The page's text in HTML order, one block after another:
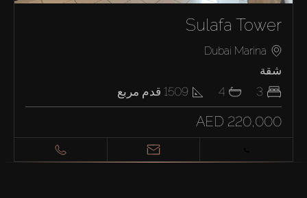
Sulafa Tower
Dubai Marina
شقة
3
4
1509 قدم مربع
AED 220,000